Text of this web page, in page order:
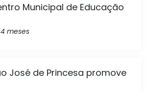
Municipal de Educação
meses
José de Princesa promove